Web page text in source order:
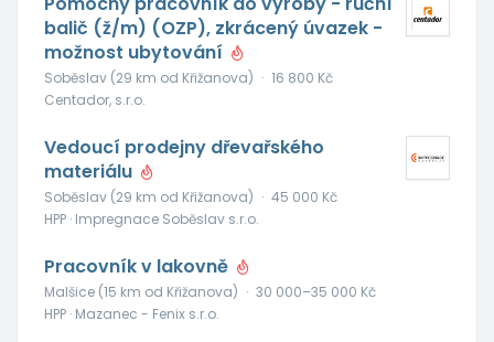
balič (ž/m) (OZP), zkrácený úvazek -
možnost ubytování
Soběslav (29 km od Křižanova) · 16 800 Kč
Centador, s.r.o.
Vedoucí prodejny dřevařského
materiálu
Soběslav (29 km od Křižanova) · 45 000 Kč
HPP · Impregnace Soběslav s.r.o.
Pracovník v lakovně
Malšice (15 km od Křižanova) · 30 000–35 000 Kč
HPP · Mazanec - Fenix s.r.o.